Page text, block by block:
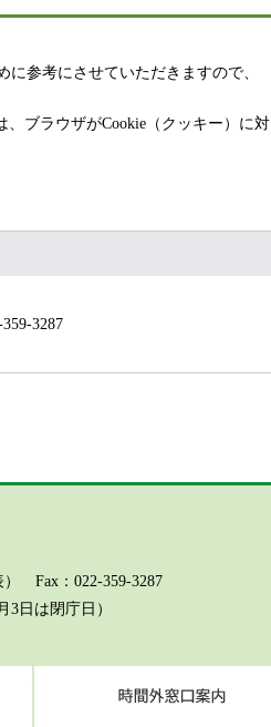
参考にさせていただきますので、
ブラウザがCookie（クッキー）に対
3287
Fax：022-359-3287
日は閉庁日）